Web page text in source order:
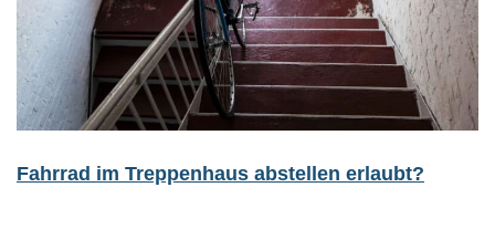
Fahrrad im Treppenhaus abstellen erlaubt?